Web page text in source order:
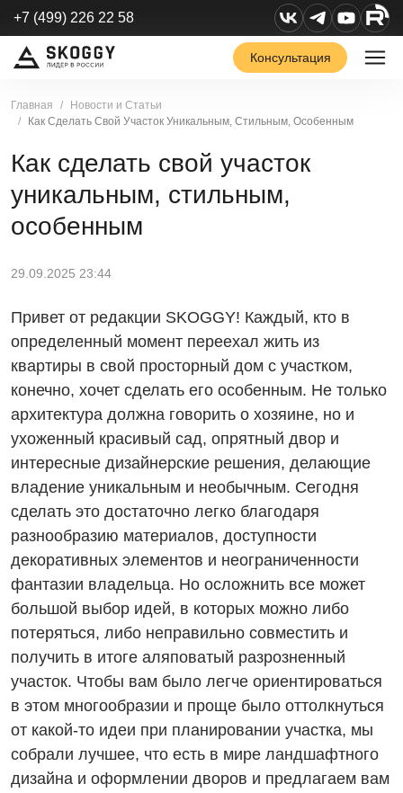
+7 (499) 226 22 58
Консультация
Главная
Новости и Статьи
Как Сделать Свой Участок Уникальным, Стильным, Особенным
Как сделать свой участок
уникальным, стильным,
особенным
29.09.2025 23:44
Привет от редакции SKOGGY! Каждый, кто в
определенный момент переехал жить из
квартиры в свой просторный дом с участком,
конечно, хочет сделать его особенным. Не только
архитектура должна говорить о хозяине, но и
ухоженный красивый сад, опрятный двор и
интересные дизайнерские решения, делающие
владение уникальным и необычным. Сегодня
сделать это достаточно легко благодаря
разнообразию материалов, доступности
декоративных элементов и неограниченности
фантазии владельца. Но осложнить все может
большой выбор идей, в которых можно либо
потеряться, либо неправильно совместить и
получить в итоге аляповатый разрозненный
участок. Чтобы вам было легче ориентироваться
в этом многообразии и проще было оттолкнуться
от какой-то идеи при планировании участка, мы
собрали лучшее, что есть в мире ландшафтного
дизайна и оформлении дворов и предлагаем вам